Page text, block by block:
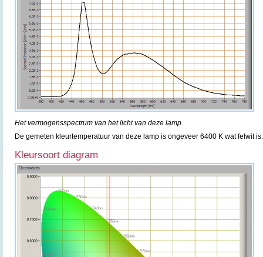
Het vermogensspectrum van het licht van deze lamp.
De gemeten kleurtemperatuur van deze lamp is ongeveer 6400 K wat felwit is.
Kleursoort diagram